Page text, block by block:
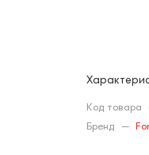
Код товара
Бренд —